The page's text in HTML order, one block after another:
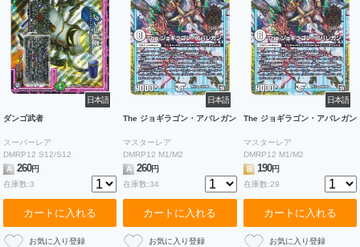
日本語
ダンゴ武者
スーパーレア
DMRP12 S12/S12
A
260円
在庫数:3
カートに入れる
日本語
The ジョギラゴン・アバレガン
マスターレア
DMRP12 M1/M2
A
260円
在庫数:34
カートに入れる
日本語
The ジョギラゴン・アバレガン
マスターレア
DMRP12 M1/M2
B 190円
在庫数:29
カートに入れる